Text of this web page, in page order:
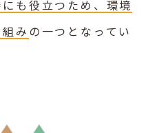
も役立つため、環境
み の一つとなってい